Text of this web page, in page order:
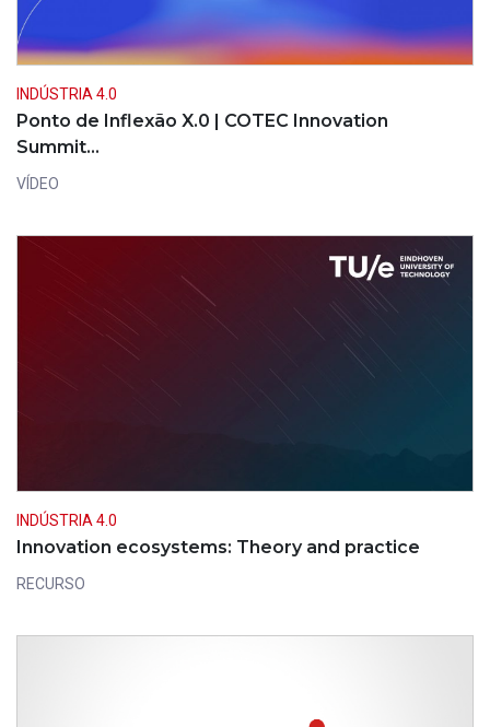
INDÚSTRIA 4.0
Ponto de Inflexão X.0 | COTEC Innovation
Summit…
VÍDEO
INDÚSTRIA 4.0
Innovation ecosystems: Theory and practice
RECURSO